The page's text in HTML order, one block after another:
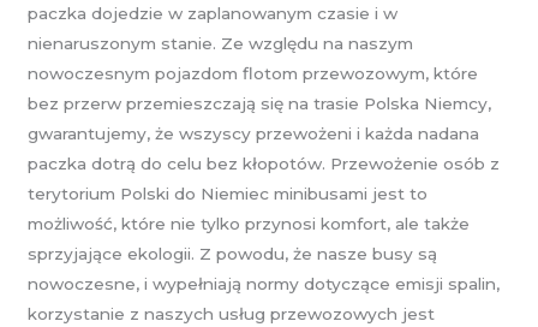
paczka dojedzie w zaplanowanym czasie i w
nienaruszonym stanie. Ze względu na naszym
nowoczesnym pojazdom flotom przewozowym, które
bez przerw przemieszczają się na trasie Polska Niemcy,
gwarantujemy, że wszyscy przewożeni i każda nadana
paczka dotrą do celu bez kłopotów. Przewożenie osób z
terytorium Polski do Niemiec minibusami jest to
możliwość, które nie tylko przynosi komfort, ale także
sprzyjające ekologii. Z powodu, że nasze busy są
nowoczesne, i wypełniają normy dotyczące emisji spalin,
korzystanie z naszych usług przewozowych jest